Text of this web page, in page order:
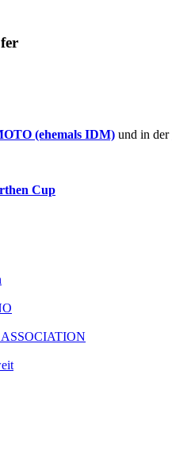
(ehemals IDM) und in der
Cup